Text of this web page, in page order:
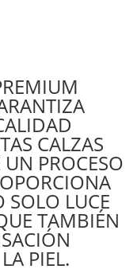
CALZAS
PROCESO
SOLO LUCE
TAMBIÉN
PIEL.